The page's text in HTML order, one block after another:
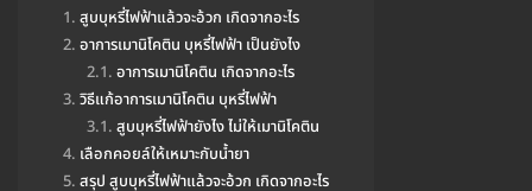
สูบบุหรี่ไฟฟ้าแล้วจะอ้วก เกิดจากอะไร
อาการเมานิโคติน บุหรี่ไฟฟ้า เป็นยังไง
อาการเมานิโคติน เกิดจากอะไร
วิธีแก้อาการเมานิโคติน บุหรี่ไฟฟ้า
สูบบุหรี่ไฟฟ้ายังไง ไม่ให้เมานิโคติน
เลือกคอยล์ให้เหมาะกับน้ำยา
สรุป สูบบุหรี่ไฟฟ้าแล้วจะอ้วก เกิดจากอะไร